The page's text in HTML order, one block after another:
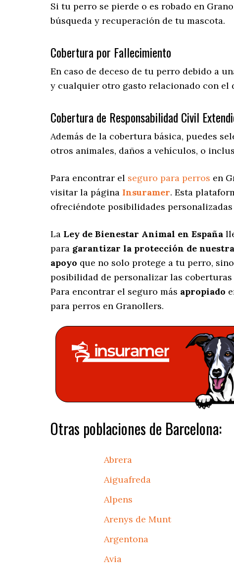
Si tu perro se pierde o es robado en
búsqueda y recuperación de tu mascota.
Cobertura por Fallecimiento
En caso de deceso de tu perro debido a
y cualquier otro gasto relacionado con el
Cobertura de Responsabilidad Civil
Además de la cobertura básica, puedes
otros animales, daños a vehículos, o
Para encontrar el seguro para perros en
visitar la página Insuramer. Esta
ofreciéndote posibilidades personalizadas
La Ley de Bienestar Animal en España
para garantizar la protección de
apoyo que no solo protege a tu perro,
posibilidad de personalizar las
Para encontrar el seguro más apropiado
para perros en Granollers.
Otras poblaciones de Barcelona:
Abrera
Aiguafreda
Alpens
Arenys de Munt
Argentona
Avia